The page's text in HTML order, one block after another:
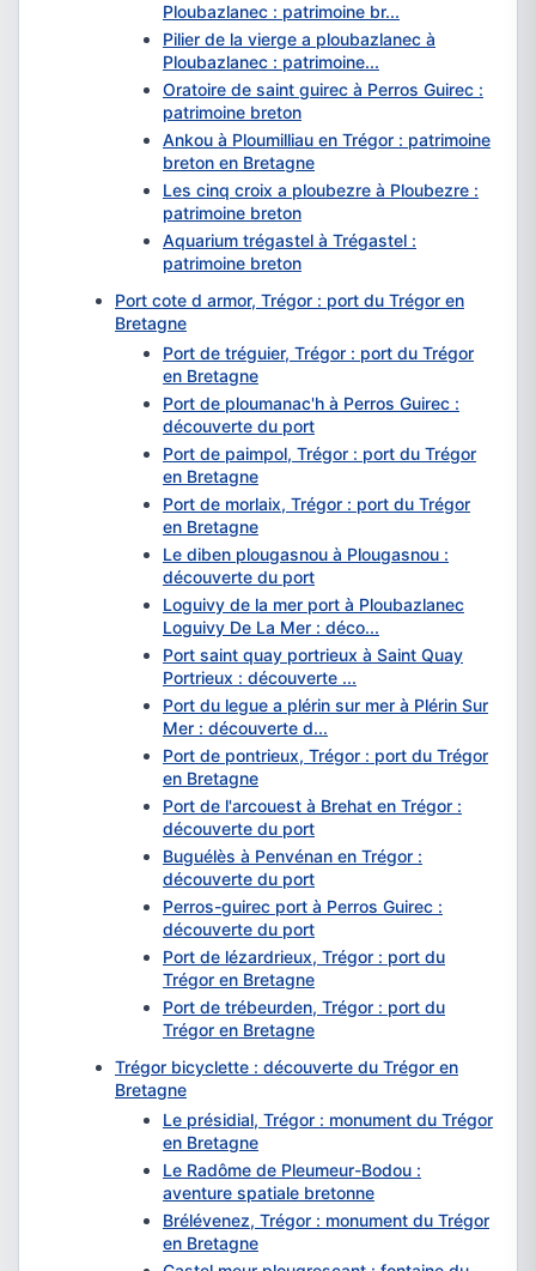
Ploubazlanec : patrimoine br...
Pilier de la vierge a ploubazlanec à
Ploubazlanec : patrimoine...
Oratoire de saint guirec à Perros Guirec :
patrimoine breton
Ankou à Ploumilliau en Trégor : patrimoine
breton en Bretagne
Les cinq croix a ploubezre à Ploubezre :
patrimoine breton
Aquarium trégastel à Trégastel :
patrimoine breton
Port cote d armor, Trégor : port du Trégor en
Bretagne
Port de tréguier, Trégor : port du Trégor
en Bretagne
Port de ploumanac'h à Perros Guirec :
découverte du port
Port de paimpol, Trégor : port du Trégor
en Bretagne
Port de morlaix, Trégor : port du Trégor
en Bretagne
Le diben plougasnou à Plougasnou :
découverte du port
Loguivy de la mer port à Ploubazlanec
Loguivy De La Mer : déco...
Port saint quay portrieux à Saint Quay
Portrieux : découverte ...
Port du legue a plérin sur mer à Plérin Sur
Mer : découverte d...
Port de pontrieux, Trégor : port du Trégor
en Bretagne
Port de l'arcouest à Brehat en Trégor :
découverte du port
Buguélès à Penvénan en Trégor :
découverte du port
Perros-guirec port à Perros Guirec :
découverte du port
Port de lézardrieux, Trégor : port du
Trégor en Bretagne
Port de trébeurden, Trégor : port du
Trégor en Bretagne
Trégor bicyclette : découverte du Trégor en
Bretagne
Le présidial, Trégor : monument du Trégor
en Bretagne
Le Radôme de Pleumeur-Bodou :
aventure spatiale bretonne
Brélévenez, Trégor : monument du Trégor
en Bretagne